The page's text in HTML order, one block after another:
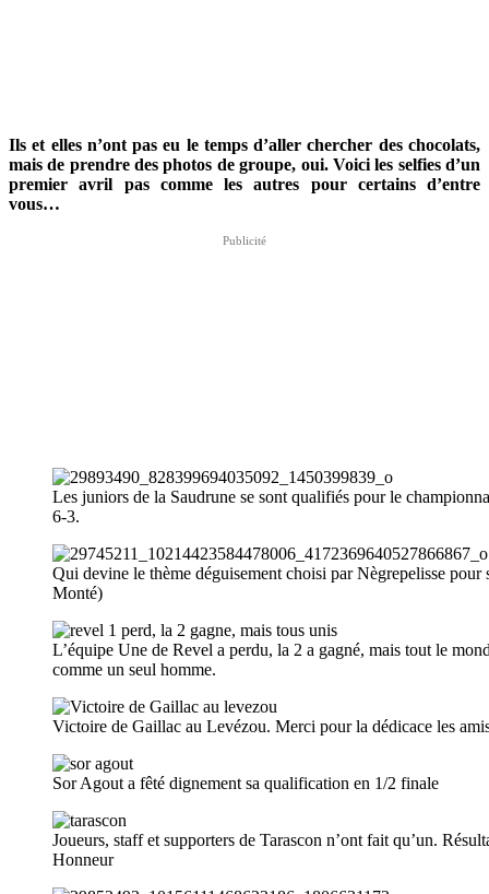
Ils et elles n’ont pas eu le temps d’aller chercher des chocolats,
mais de prendre des photos de groupe, oui. Voici les selfies d’un
premier avril pas comme les autres pour certains d’entre
vous…
Les juniors de la Saudrune se sont qualifiés pour le
6-3.
Qui devine le thème déguisement choisi par Nègrepelisse
Monté)
L’équipe Une de Revel a perdu, la 2 a gagné, mais tout le
comme un seul homme.
Victoire de Gaillac au Levézou. Merci pour la dédicace les
Sor Agout a fêté dignement sa qualification en 1/2 finale
Joueurs, staff et supporters de Tarascon n’ont fait qu’un.
Honneur